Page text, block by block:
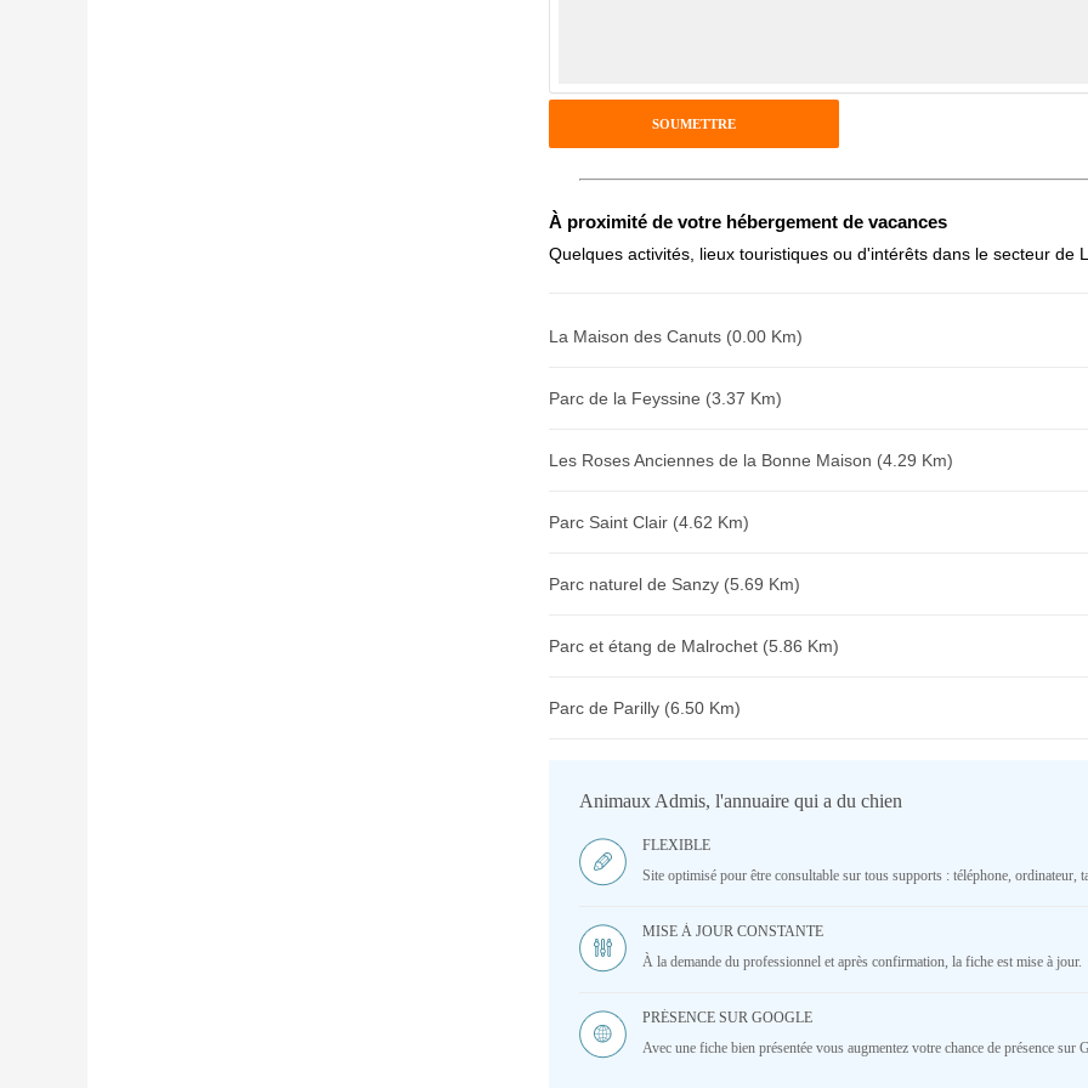
Antispam - Combien font 7x4 (en chiffres) :
Avis sur l'établissement :
À proximité de votre hébergement de vacances
Quelques activités, lieux touristiques ou d'intérêts dans le secteur de
La Maison des Canuts (0.00 Km)
Parc de la Feyssine (3.37 Km)
Les Roses Anciennes de la Bonne Maison (4.29 Km)
Parc Saint Clair (4.62 Km)
Parc naturel de Sanzy (5.69 Km)
Parc et étang de Malrochet (5.86 Km)
Parc de Parilly (6.50 Km)
Animaux Admis, l'annuaire qui a du chien
FLEXIBLE
Site optimisé pour être consultable sur tous supports : téléphone, ordinateur,
MISE À JOUR CONSTANTE
À la demande du professionnel et après confirmation, la fiche est mise à jour.
PRÉSENCE SUR GOOGLE
Avec une fiche bien présentée vous augmentez votre chance de présence sur